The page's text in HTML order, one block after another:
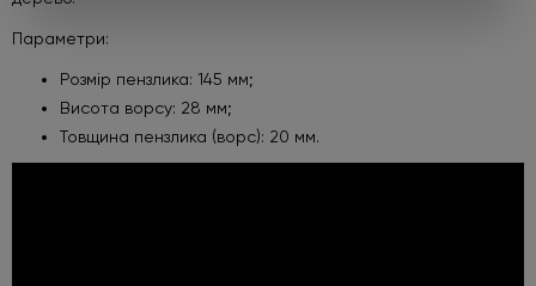
Параметри:
Розмір пензлика: 145 мм;
Висота ворсу: 28 мм;
Товщина пензлика (ворс): 20 мм.